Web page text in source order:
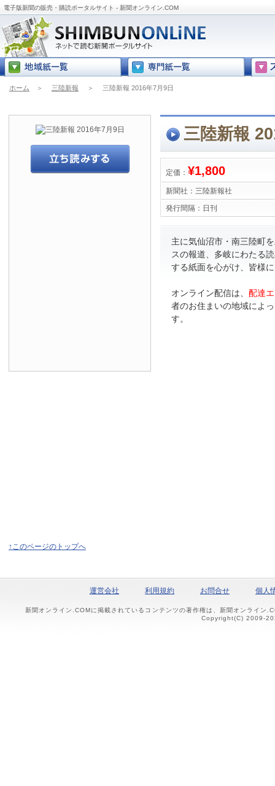
電子版新聞の販売・購読ポータルサイト - 新聞オンライン.COM
ホーム ＞ 三陸新報 ＞ 三陸新報 2016年7月9日
三陸新報
定価： ¥1,800
新聞社： 三陸新報社
発行間隔： 日刊
主に気仙沼市・南三陸町
スの報道、多岐にわたる
する紙面を心がけ、皆様
オンライン配信は、 配達
者のお住まいの地域によ
す。
↑このページのトップへ
運営会社 利用規約 お問合せ 個人
新聞オンライン.COMに掲載されているコンテンツの著作権は、新聞オンライン
Copyright(C) 2009-